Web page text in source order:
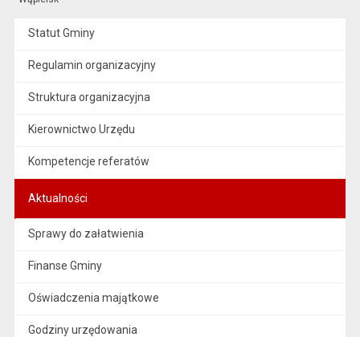
Statut Gminy
Regulamin organizacyjny
Struktura organizacyjna
Kierownictwo Urzędu
Kompetencje referatów
Aktualności
Sprawy do załatwienia
Finanse Gminy
Oświadczenia majątkowe
Godziny urzędowania